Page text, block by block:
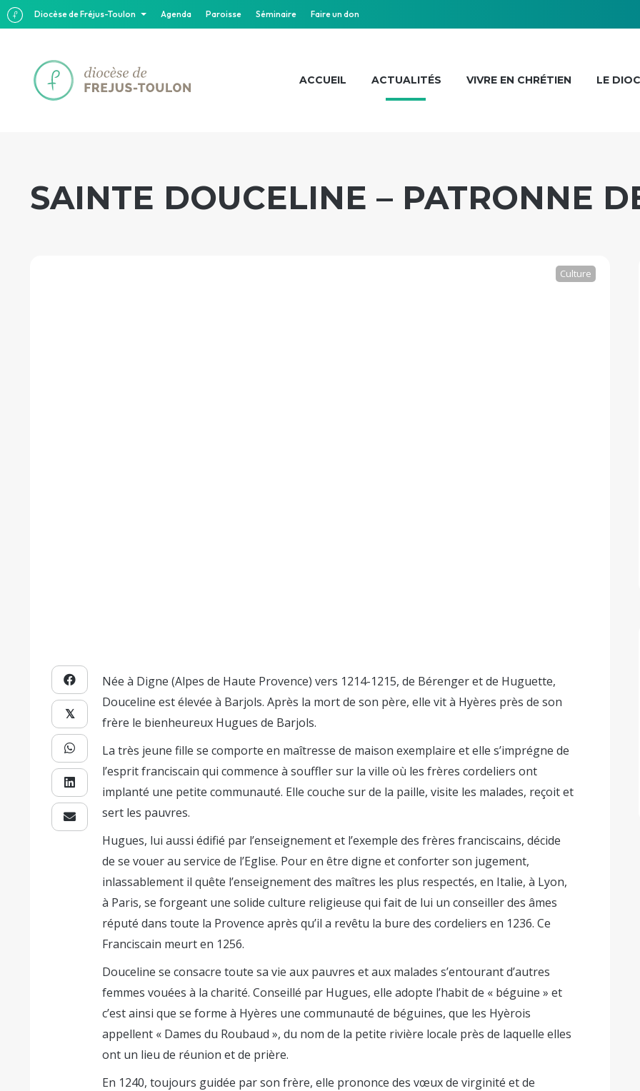
Diocèse de Fréjus-Toulon Agenda Paroisse Séminaire Faire un don
ACCUEIL ACTUALITÉS VIVRE EN CHRÉTIEN LE
SAINTE DOUCELINE – PATRONNE
Culture
𝕏
Née à Digne (Alpes de Haute Provence) vers 1214-1215, de Bérenger et de Huguette,
Douceline est élevée à Barjols. Après la mort de son père, elle vit à Hyères près de son
frère le bienheureux Hugues de Barjols.
La très jeune fille se comporte en maîtresse de maison exemplaire et elle s’imprégne de
l’esprit franciscain qui commence à souffler sur la ville où les frères cordeliers ont
implanté une petite communauté. Elle couche sur de la paille, visite les malades, reçoit et
sert les pauvres.
Hugues, lui aussi édifié par l’enseignement et l’exemple des frères franciscains, décide
de se vouer au service de l’Eglise. Pour en être digne et conforter son jugement,
inlassablement il quête l’enseignement des maîtres les plus respectés, en Italie, à Lyon,
à Paris, se forgeant une solide culture religieuse qui fait de lui un conseiller des âmes
réputé dans toute la Provence après qu’il a revêtu la bure des cordeliers en 1236. Ce
Franciscain meurt en 1256.
Douceline se consacre toute sa vie aux pauvres et aux malades s’entourant d’autres
femmes vouées à la charité. Conseillé par Hugues, elle adopte l’habit de « béguine » et
c’est ainsi que se forme à Hyères une communauté de béguines, que les Hyèrois
appellent « Dames du Roubaud », du nom de la petite rivière locale près de laquelle elles
ont un lieu de réunion et de prière.
En 1240, toujours guidée par son frère, elle prononce des vœux de virginité et de